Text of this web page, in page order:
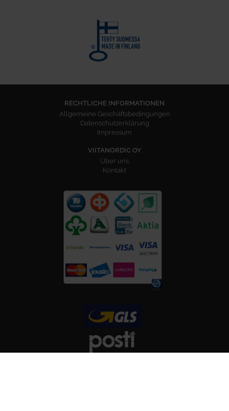
RECHTLICHE INFORMATIONEN
Allgemeine Geschäftsbedingungen
Datenschutzerklärung
Impressum
VIITANORDIC OY
Über uns
Kontakt